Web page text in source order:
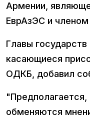
Армении,
ЕврАзЭС и
Главы
касающиеся
ОДКБ, добавил
обменяются